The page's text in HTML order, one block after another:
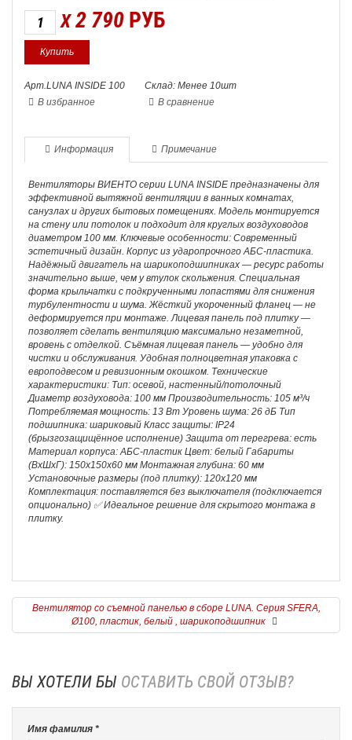
X 2 790 РУБ
Арт.LUNA INSIDE 100
Склад: Менее 10шт
В избранное
В сравнение
Информация Примечание
Вентиляторы ВИЕНТО серии LUNA INSIDE предназначены для
эффективной вытяжной вентиляции в ванных комнатах,
санузлах и других бытовых помещениях. Модель монтируется
на стену или потолок и подходит для круглых воздуховодов
диаметром 100 мм. Ключевые особенности: Современный
эстетичный дизайн. Корпус из ударопрочного АБС-пластика.
Надёжный двигатель на шарикоподшипниках — ресурс работы
значительно выше, чем у втулок скольжения. Специальная
форма крыльчатки с подкрученными лопастями для снижения
турбулентности и шума. Жёсткий укороченный фланец — не
деформируется при монтаже. Лицевая панель под плитку —
позволяет сделать вентиляцию максимально незаметной,
вровень с отделкой. Съёмная лицевая панель — удобно для
чистки и обслуживания. Удобная полноцветная упаковка с
европодвесом и ревизионным окошком. Технические
характеристики: Тип: осевой, настенный/потолочный
Диаметр воздуховода: 100 мм Производительность: 105 м³/ч
Потребляемая мощность: 13 Вт Уровень шума: 26 дБ Тип
подшипника: шариковый Класс защиты: IP24
(брызгозащищённое исполнение) Защита от перегрева: есть
Материал корпуса: АБС-пластик Цвет: белый Габариты
(ВхШхГ): 150х150х60 мм Монтажная глубина: 60 мм
Установочные размеры (под плитку): 120х120 мм
Комплектация: поставляется без выключателя (подключается
опционально) ✅ Идеальное решение для скрытого монтажа в
плитку.
Вентилятор со съемной панелью в сборе LUNA. Серия SFERA,
Ø100, пластик, белый , шарикоподшипник
ВЫ ХОТЕЛИ БЫ ОСТАВИТЬ СВОЙ ОТЗЫВ?
Имя фамилия *